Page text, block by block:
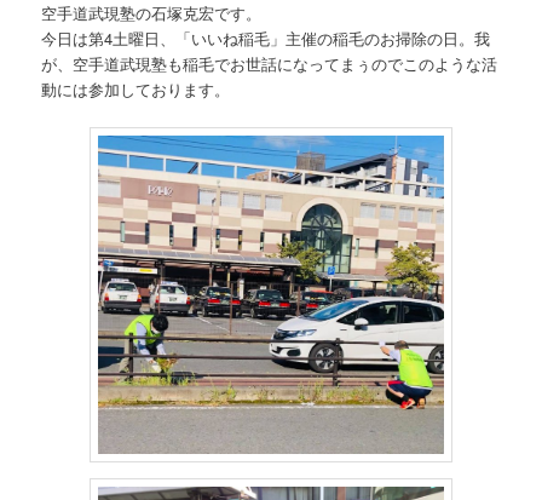
空手道武現塾の石塚克宏です。
今日は第4土曜日、「いいね稲毛」主催の稲毛のお掃除の日。我
が、空手道武現塾も稲毛でお世話になってまぅのでこのような活
動には参加しております。